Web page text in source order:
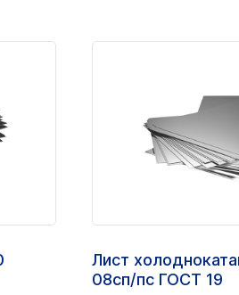
Лист
08сп/пс ГОСТ 19